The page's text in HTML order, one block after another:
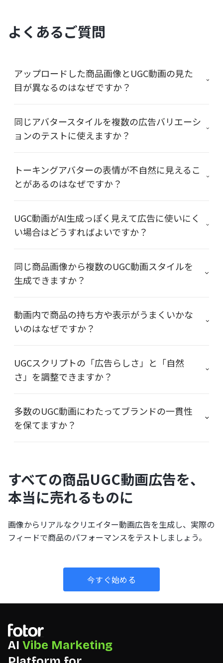
よくあるご質問
アップロードした商品画像とUGC動画の見た
目が異なるのはなぜですか？
同じアバタースタイルを複数の広告バリエーシ
ョンのテストに使えますか？
トーキングアバターの表情が不自然に見えるこ
とがあるのはなぜですか？
UGC動画がAI生成っぽく見えて広告に使いにく
い場合はどうすればよいですか？
同じ商品画像から複数のUGC動画スタイルを
生成できますか？
動画内で商品の持ち方や表示がうまくいかな
いのはなぜですか？
UGCスクリプトの「広告らしさ」と「自然
さ」を調整できますか？
多数のUGC動画にわたってブランドの一貫性
を保てますか？
すべての商品UGC動画広告を、
本当に売れるものに
画像からリアルなクリエイター動画広告を生成し、実際の
フィードで商品のパフォーマンスをテストしましょう。
今すぐ始める
AI Vibe Marketing